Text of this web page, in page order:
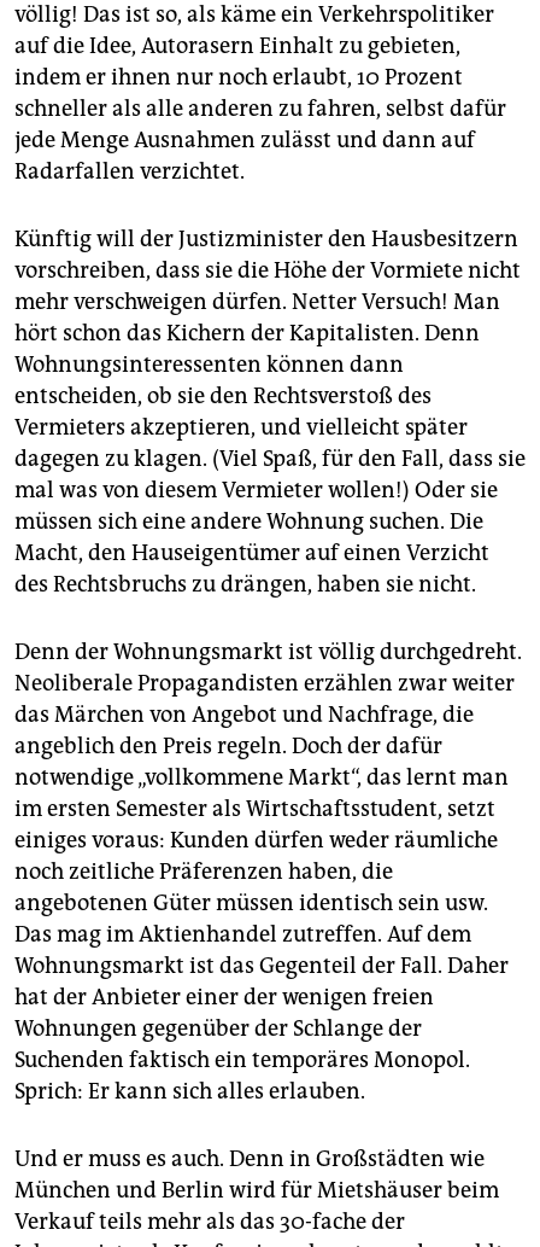
völlig! Das ist so, als käme ein Verkehrspolitiker
auf die Idee, Autorasern Einhalt zu gebieten,
indem er ihnen nur noch erlaubt, 10 Prozent
schneller als alle anderen zu fahren, selbst dafür
jede Menge Ausnahmen zulässt und dann auf
Radarfallen verzichtet.
Künftig will der Justizminister den Hausbesitzern
vorschreiben, dass sie die Höhe der Vormiete nicht
mehr verschweigen dürfen. Netter Versuch! Man
hört schon das Kichern der Kapitalisten. Denn
Wohnungsinteressenten können dann
entscheiden, ob sie den Rechtsverstoß des
Vermieters akzeptieren, und vielleicht später
dagegen zu klagen. (Viel Spaß, für den Fall, dass sie
mal was von diesem Vermieter wollen!) Oder sie
müssen sich eine andere Wohnung suchen. Die
Macht, den Hauseigentümer auf einen Verzicht
des Rechtsbruchs zu drängen, haben sie nicht.
Denn der Wohnungsmarkt ist völlig durchgedreht.
Neoliberale Propagandisten erzählen zwar weiter
das Märchen von Angebot und Nachfrage, die
angeblich den Preis regeln. Doch der dafür
notwendige „vollkommene Markt“, das lernt man
im ersten Semester als Wirtschaftsstudent, setzt
einiges voraus: Kunden dürfen weder räumliche
noch zeitliche Präferenzen haben, die
angebotenen Güter müssen identisch sein usw.
Das mag im Aktienhandel zutreffen. Auf dem
Wohnungsmarkt ist das Gegenteil der Fall. Daher
hat der Anbieter einer der wenigen freien
Wohnungen gegenüber der Schlange der
Suchenden faktisch ein temporäres Monopol.
Sprich: Er kann sich alles erlauben.
Und er muss es auch. Denn in Großstädten wie
München und Berlin wird für Mietshäuser beim
Verkauf teils mehr als das 30-fache der